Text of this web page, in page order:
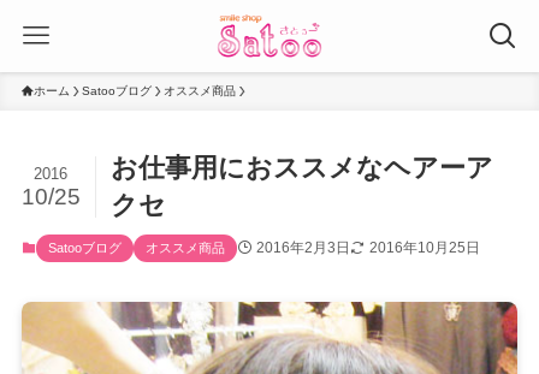
ホーム Satooブログ オススメ商品
お仕事用におススメなヘアーア
クセ
2016
10/25
Satooブログ オススメ商品 2016年2月3日 2016年10月25日